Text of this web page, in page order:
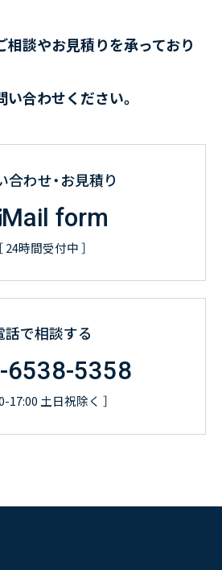
相談やお見積りを承っており
合わせください。
合わせ・お見積り
Mail form
［ 24時間受付中 ］
話で相談する
6538-5358
17:00 土日祝除く ］